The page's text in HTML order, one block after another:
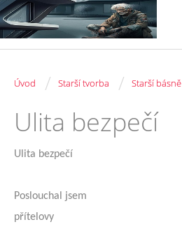
Úvod / Starší tvorba / Starší básně
Ulita bezpečí
Ulita bezpečí
Poslouchal jsem
přítelovy